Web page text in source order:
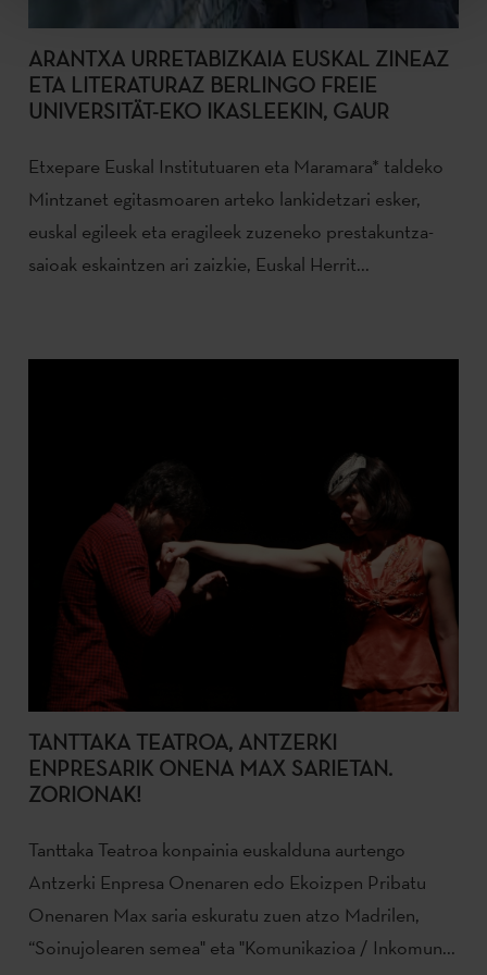
ARANTXA URRETABIZKAIA EUSKAL ZINEAZ
ETA LITERATURAZ BERLINGO FREIE
UNIVERSITÄT-EKO IKASLEEKIN, GAUR
Etxepare Euskal Institutuaren eta Maramara* taldeko
Mintzanet egitasmoaren arteko lankidetzari esker,
euskal egileek eta eragileek zuzeneko prestakuntza-
saioak eskaintzen ari zaizkie, Euskal Herrit...
TANTTAKA TEATROA, ANTZERKI
ENPRESARIK ONENA MAX SARIETAN.
ZORIONAK!
Tanttaka Teatroa konpainia euskalduna aurtengo
Antzerki Enpresa Onenaren edo Ekoizpen Pribatu
Onenaren Max saria eskuratu zuen atzo Madrilen,
“Soinujolearen semea" eta "Komunikazioa / Inkomun...